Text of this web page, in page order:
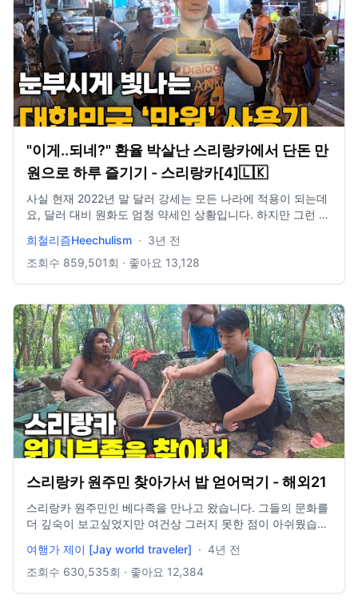
"이게..되네?" 환율 박살난 스리랑카에서 단돈 만
원으로 하루 즐기기 - 스리랑카[4]🇱🇰
사실 현재 2022년 말 달러 강세는 모든 나라에 적용이 되는데
요, 달러 대비 원화도 엄청 약세인 상황입니다. 하지만 그런 와
카 루피 약세조차 엄청 심각한 상황입니다. 생활물가가 70-
80% 이상 올랐음에도 만원이면 하루에 엄청 많은 활동을 하
희철리즘Heechulism · 3년 전
조회수 859,501회 · 좋아요 13,128
스리랑카 원주민 찾아가서 밥 얻어먹기 - 해외21
스리랑카 원주민인 베다족을 만나고 왔습니다. 그들의 문화를
더 깊숙이 보고싶었지만 여건상 그러지 못한 점이 아쉬웠습니
Pro이메일 : dndudwls9423@gmail.com인스타그램 :
@jay_yj_w
여행가 제이 [Jay world traveler] · 4년 전
조회수 630,535회 · 좋아요 12,384